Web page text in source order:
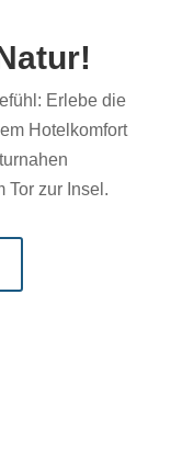
Erlebe die
Hotelkomfort
Tor zur Insel.